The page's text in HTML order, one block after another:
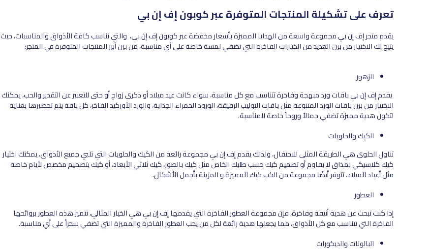
تعرف على تشكيلة المنتجات المتوفرة عبر كوبون إف إن بي
يقدم متجر إف إن بي مجموعة واسعة من الهدايا المميزة بأسعار مخفضة عبر كوبون إف إن بي، والتي تناسب كافة الأذواق والمناسبات، حيث
يتيح لك الاختيار من بين العديد من الخيارات الفاخرة التي تضفي لمسة خاصة على أي مناسبة، من بين أبرز المنتجات المتوفرة في المتجر:
الزهور
يقدم إف إن بي باقات ورد مبهجة وفاخرة تتناسب مع كل مناسبة، سواء كانت عيد ميلاد أو ذكرى زواج أو حتى للتعبير عن التقدير والحب، يمكنك
الاختيار من بين باقات الورد المتنوعة مثل باقات التوليب الرقيقة، الورود الحمراء الجذابة، والورد الأوركيد الفاخر، كل باقة يتم تحضيرها بعناية
لتكون هدية مميزة تضفي جمالاً وروحاً خاصة للمناسبة.
الكيك والحلويات
تناول الحلوى هي الطريقة المثلى للاحتفال، ولذلك يقدم إف إن بي مجموعة رائعة من الكيك والحلويات التي تلبي جميع الأذواق، يمكنك اختيار
كيك كلاسيكي بمذاق لا يقاوم أو تصميم كيك حسب طلبك الخاص مثل كيك بالصور، كيك ثلاثي الأبعاد، أو كيك بتصميم مخصص لأيام خاصة
مثل أعياد الميلاد، تتوفر أيضًا مجموعة من الكب كيك المميزة و المزينة بأجمل الأشكال.
العطور
إذا كنت تبحث عن هدية أنيقة وفاخرة، فإن مجموعة العطور الفاخرة التي يقدمها إف إن بي هي الخيار المثالي، تتميز هذه العطور بروائحها
الفاخرة التي تتناسب مع كل الأذواق، مما يجعلها هدية رائعة لكل من يحب العطور الفاخرة والمميزة التي تضفي سحراً على أي مناسبة.
البالونات والديكورات